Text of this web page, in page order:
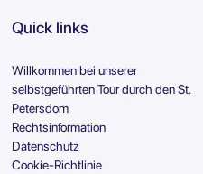
Quick links
Willkommen bei unserer
selbstgeführten Tour durch den St.
Petersdom
Rechtsinformation
Datenschutz
Cookie-Richtlinie